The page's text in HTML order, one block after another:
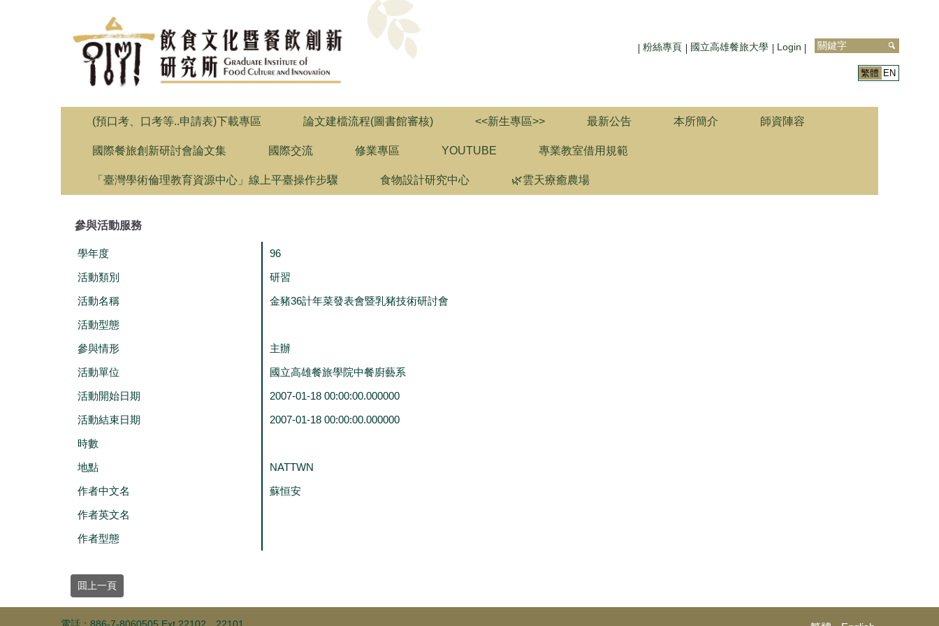
粉絲專頁 國立高雄餐旅大學 Login
繁體 EN
(預口考、口考等..申請表)下載專區 論文建檔流程(圖書館審核) <<新生專區>> 最新公告 本所簡介 師資陣容
國際餐旅創新研討會論文集 國際交流 修業專區 YOUTUBE 專業教室借用規範
「臺灣學術倫理教育資源中心」線上平臺操作步驟 食物設計研究中心 🌿雲天療癒農場
參與活動服務
學年度
96
活動類別
研習
活動名稱
金豬36計年菜發表會暨乳豬技術研討會
活動型態
參與情形
主辦
活動單位
國立高雄餐旅學院中餐廚藝系
活動開始日期
2007-01-18 00:00:00.000000
活動結束日期
2007-01-18 00:00:00.000000
時數
地點
NATTWN
作者中文名
蘇恒安
作者英文名
作者型態
囬上一頁
電話：886-7-8060505 Ext.22102、22101